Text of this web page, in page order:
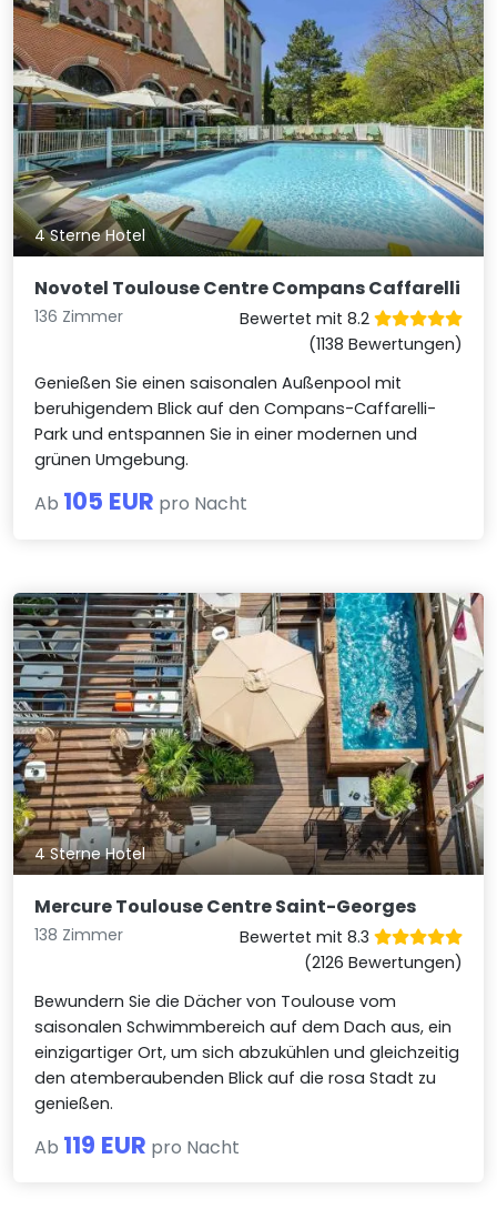
4 Sterne Hotel
Novotel Toulouse Centre Compans Caffarelli
136 Zimmer
Bewertet mit 8.2
(1138 Bewertungen)
Genießen Sie einen saisonalen Außenpool mit
beruhigendem Blick auf den Compans-Caffarelli-
Park und entspannen Sie in einer modernen und
grünen Umgebung.
Ab 105 EUR pro Nacht
4 Sterne Hotel
Mercure Toulouse Centre Saint-Georges
138 Zimmer
Bewertet mit 8.3
(2126 Bewertungen)
Bewundern Sie die Dächer von Toulouse vom
saisonalen Schwimmbereich auf dem Dach aus, ein
einzigartiger Ort, um sich abzukühlen und gleichzeitig
den atemberaubenden Blick auf die rosa Stadt zu
genießen.
Ab 119 EUR pro Nacht